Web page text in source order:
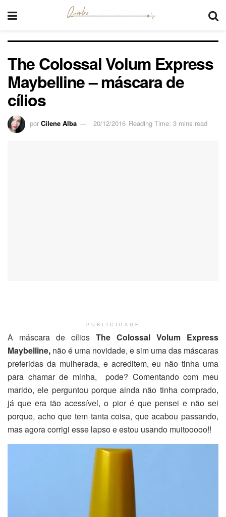
The Colossal Volum Express
Maybelline – máscara de
cílios
por Cilene Alba 20/12/2016 Reading Time: 3 mins read
PUBLICIDADE
A máscara de cílios The Colossal Volum Express
Maybelline, não é uma novidade, e sim uma das máscaras
preferidas da mulherada, e acreditem, eu não tinha uma
para chamar de minha, pode? Comentando com meu
marido, ele perguntou porque ainda não tinha comprado,
já que era tão acessível, o pior é que pensei e não sei
porque, acho que tem tanta coisa, que acabou passando,
mas agora corrigi esse lapso e estou usando muitooooo!!